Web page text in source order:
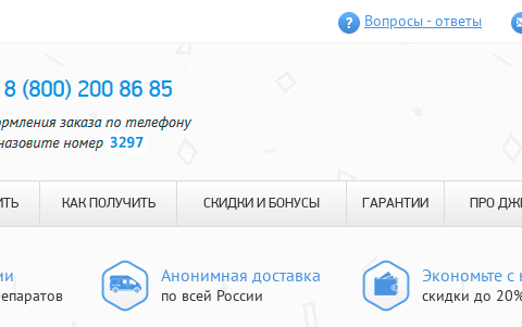
Вопросы - ответы
КАК ПОЛУЧИТЬ СКИДКИ И БОНУСЫ ГАРАНТИИ ПРО
Анонимная доставка
по всей России
Экономьте с
скидки до